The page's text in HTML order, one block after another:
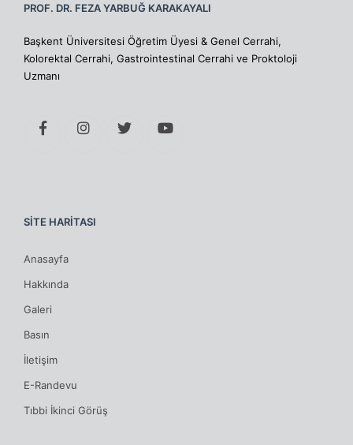
PROF. DR. FEZA YARBUĞ KARAKAYALI
Başkent Üniversitesi Öğretim Üyesi & Genel Cerrahi,
Kolorektal Cerrahi, Gastrointestinal Cerrahi ve Proktoloji
Uzmanı
SİTE HARİTASI
Anasayfa
Hakkında
Galeri
Basın
İletişim
E-Randevu
Tıbbi İkinci Görüş